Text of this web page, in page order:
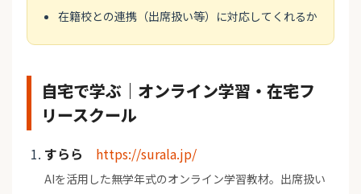
在籍校との連携（出席扱い等）に対応してくれるか
自宅で学ぶ｜オンライン学習・在宅フ
リースクール
すらら https://surala.jp/
AIを活用した無学年式のオンライン学習教材。出席扱い